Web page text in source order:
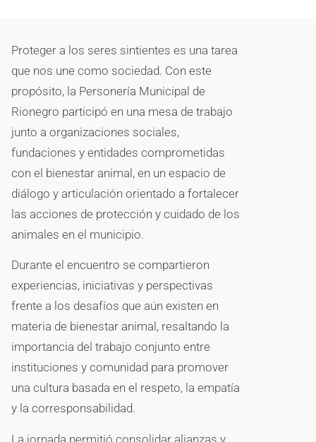
Proteger a los seres sintientes es una tarea
que nos une como sociedad. Con este
propósito, la Personería Municipal de
Rionegro participó en una mesa de trabajo
junto a organizaciones sociales,
fundaciones y entidades comprometidas
con el bienestar animal, en un espacio de
diálogo y articulación orientado a fortalecer
las acciones de protección y cuidado de los
animales en el municipio.
Durante el encuentro se compartieron
experiencias, iniciativas y perspectivas
frente a los desafíos que aún existen en
materia de bienestar animal, resaltando la
importancia del trabajo conjunto entre
instituciones y comunidad para promover
una cultura basada en el respeto, la empatía
y la corresponsabilidad.
La jornada permitió consolidar alianzas y